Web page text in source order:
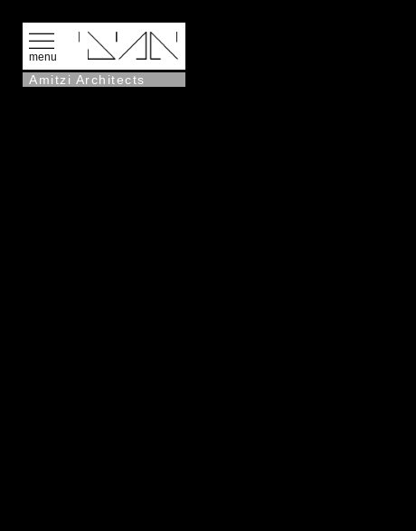
Amitzi Architects
menu